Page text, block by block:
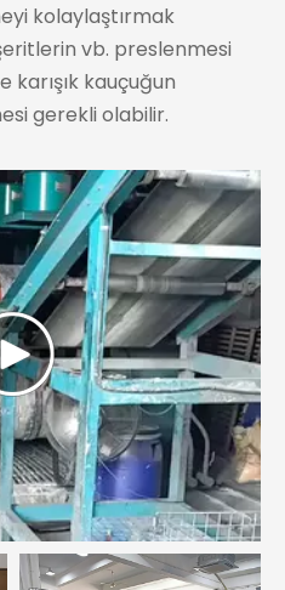
kolaylaştırmak
vb. preslenmesi
karışık kauçuğun
gerekli olabilir.